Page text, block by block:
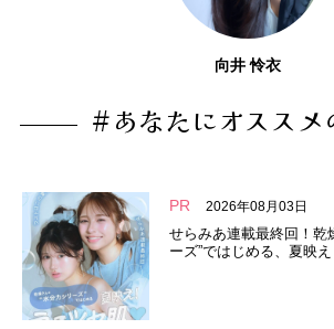
向井 怜衣
#あなたにオススメ
PR 2026年08月03日
せらみあ連載最終回！乾
ーズ”ではじめる、夏映